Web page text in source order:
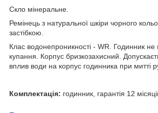
Скло мінеральне.
Ремінець з натуральної шкіри чорного
застібкою.
Клас водонепроникності - WR. Годинник
купання. Корпус бризкозахисний.
вплив води на корпус годинника при митті
Комплектація: годинник, гарантія 12